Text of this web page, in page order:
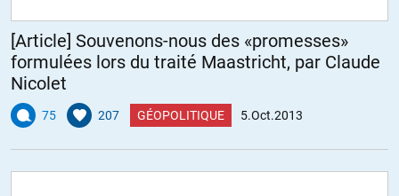
http://www.librairiepassages.fr/
http://www.vivementdimanche.com/
ALERTER
Michel Martin//08.10.2013 à 13h12
[Article] Souvenons-nous des «promesses»
formulées lors du traité Maastricht, par Claude
Nicolet
75 207 GÉOPOLITIQUE 5.Oct.2013